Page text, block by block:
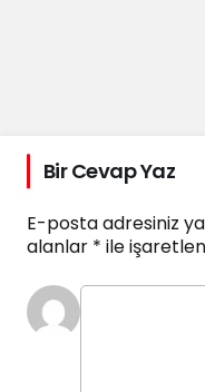
Bir Cevap Yaz
E-posta adresiniz
alanlar * ile